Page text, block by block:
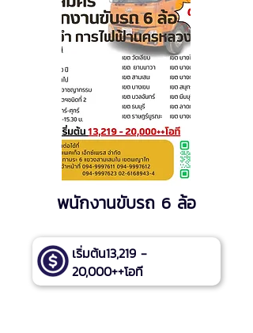
พนักงานขับรถ 6 ล้อ
เริ่มต้น13,219 -
20,000++โอที